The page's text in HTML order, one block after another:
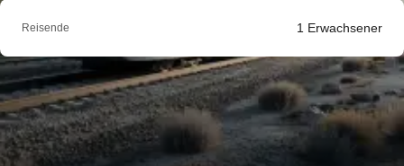
Reisende 1 Erwachsener